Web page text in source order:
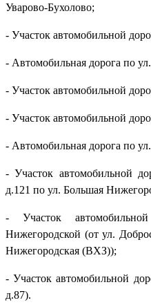
Уварово-Бухолово;
- Участок автомобильной
- Автомобильная дорога по
- Участок автомобильной
- Участок автомобильной
- Автомобильная дорога по
- Участок автомобильной
д.121 по ул. Большая
- Участок
Нижегородской (от ул.
Нижегородская (ВХЗ));
- Участок автомобильной
д.87).